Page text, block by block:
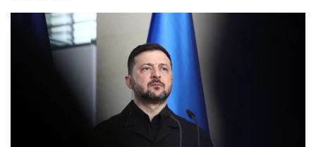
O ministério tem em mente instituições financeiras
baseadas na China, em Hong Kong, nos Emirados
Árabes Unidos e em Omã, segundo um
responsável governamental que pediu para não
ser identificado.